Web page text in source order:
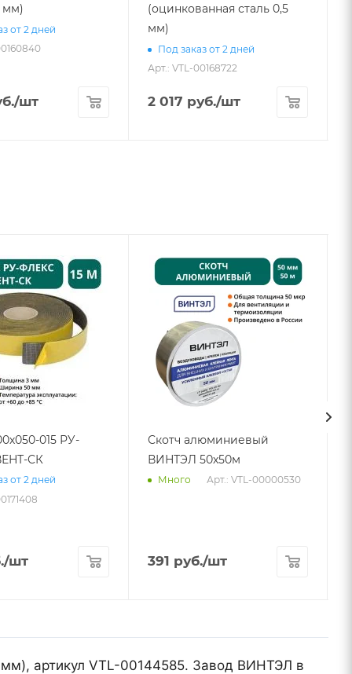
мм)
от 2 дней
/шт
(оцинкованная сталь 0,5
мм)
Под заказ от 2 дней
Арт.: VTL-00168722
2 017 руб./шт
015 РУ-
СК
от 2 дней
/шт
Скотч алюминиевый
ВИНТЭЛ 50х50м
Много Арт.: VTL-00000530
391 руб./шт
артикул VTL-00144585. Завод ВИНТЭЛ в